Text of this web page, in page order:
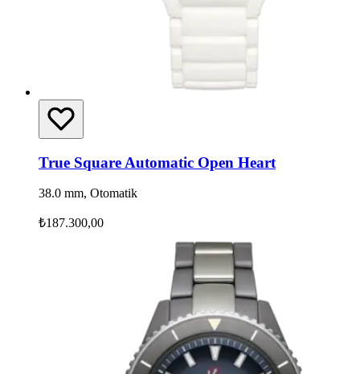
True Square Automatic Open Heart
38.0 mm, Otomatik
₺187.300,00